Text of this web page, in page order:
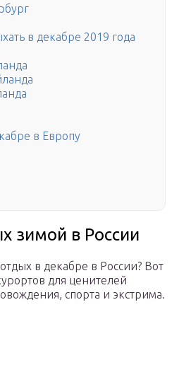
в декабре 2019 года
в Европу
зимой в России
в декабре в России? Вот
для ценителей
спорта и экстрима.